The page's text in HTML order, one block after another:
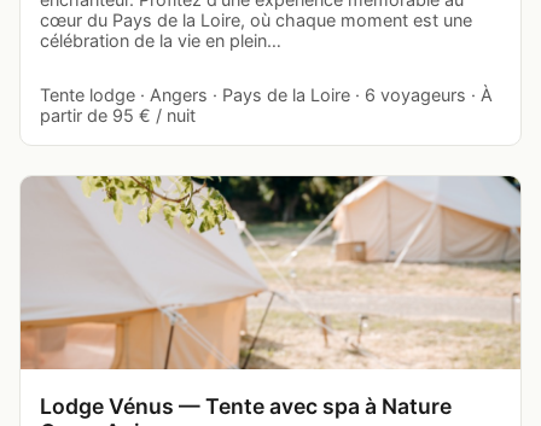
cœur du Pays de la Loire, où chaque moment est une
célébration de la vie en plein…
Tente lodge · Angers · Pays de la Loire · 6 voyageurs · À
partir de 95 € / nuit
Lodge Vénus — Tente avec spa à Nature